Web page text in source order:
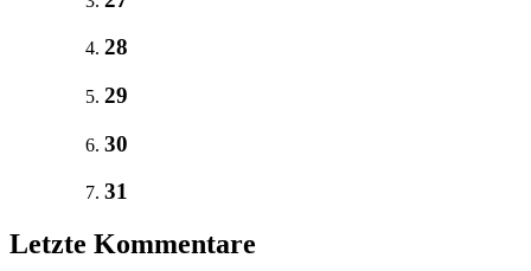
28
29
30
31
Letzte Kommentare